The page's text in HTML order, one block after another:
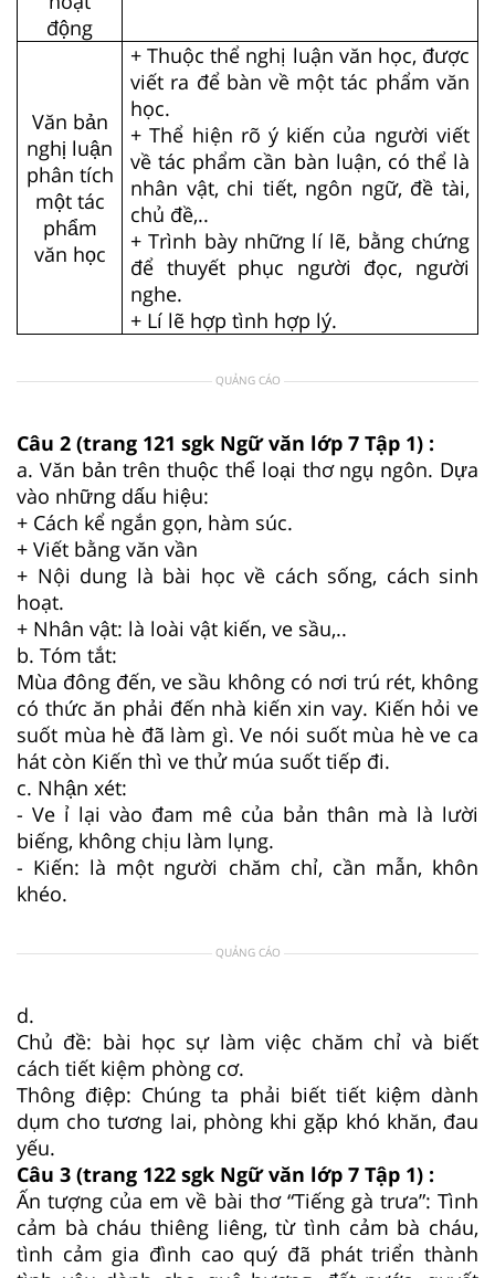
động
Văn bản
nghị luận
phân tích
một tác
phẩm
văn học
+ Thuộc thể nghị luận văn học, được
viết ra để bàn về một tác phẩm văn
học.
+ Thể hiện rõ ý kiến của người viết
về tác phẩm cần bàn luận, có thể là
nhân vật, chi tiết, ngôn ngữ, đề tài,
chủ đề,..
+ Trình bày những lí lẽ, bằng chứng
để thuyết phục người đọc, người
nghe.
+ Lí lẽ hợp tình hợp lý.
QUẢNG CÁO
Câu 2 (trang 121 sgk Ngữ văn lớp 7 Tập 1) :
a. Văn bản trên thuộc thể loại thơ ngụ ngôn. Dựa
vào những dấu hiệu:
+ Cách kể ngắn gọn, hàm súc.
+ Viết bằng văn vần
+ Nội dung là bài học về cách sống, cách sinh
hoạt.
+ Nhân vật: là loài vật kiến, ve sầu,..
b. Tóm tắt:
Mùa đông đến, ve sầu không có nơi trú rét, không
có thức ăn phải đến nhà kiến xin vay. Kiến hỏi ve
suốt mùa hè đã làm gì. Ve nói suốt mùa hè ve ca
hát còn Kiến thì ve thử múa suốt tiếp đi.
c. Nhận xét:
- Ve ỉ lại vào đam mê của bản thân mà là lười
biếng, không chịu làm lụng.
- Kiến: là một người chăm chỉ, cần mẫn, khôn
khéo.
QUẢNG CÁO
d.
Chủ đề: bài học sự làm việc chăm chỉ và biết
cách tiết kiệm phòng cơ.
Thông điệp: Chúng ta phải biết tiết kiệm dành
dụm cho tương lai, phòng khi gặp khó khăn, đau
yếu.
Câu 3 (trang 122 sgk Ngữ văn lớp 7 Tập 1) :
Ấn tượng của em về bài thơ “Tiếng gà trưa”: Tình
cảm bà cháu thiêng liêng, từ tình cảm bà cháu,
tình cảm gia đình cao quý đã phát triển thành